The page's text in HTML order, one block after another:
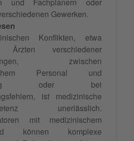
und Fachplanern oder
Gewerken.
Konflikten, etwa
Ärzten verschiedener
zwischen
Personal und
oder bei
ist medizinische
unerlässlich.
mit medizinischem
können komplexe